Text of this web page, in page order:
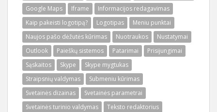
Google Maps
Iframe
Informacijos redagavimas
Kaip pakeisti logotipą?
Logotipas
Meniu punktai
Naujos pašo dėžutės kūrimas
Nuotraukos
Nustatymai
Outlook
Paieškų sistemos Patarimai
Prisijungimai
Sąskaitos
Skype
Skype mygtukas
Straipsnių valdymas
Submeniu kūrimas
Svetainės dizainas
Svetainės parametrai
Svetainės turinio valdymas
Teksto redaktorius